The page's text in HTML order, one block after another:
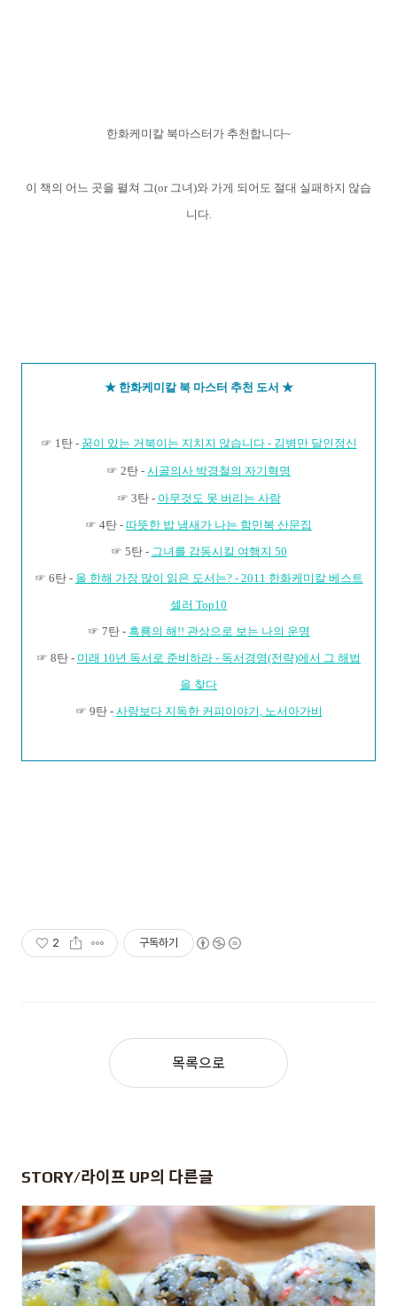
한화케미칼 북마스터가 추천합니다~
이 책의 어느 곳을 펼쳐 그(or 그녀)와 가게 되어도 절대 실패하지 않습
니다.
★ 한화케미칼 북 마스터 추천 도서 ★
☞ 1탄 - 꿈이 있는 거북이는 지치지 않습니다 - 김병만 달인정신
☞ 2탄 - 시골의사 박경철의 자기혁명
☞ 3탄 - 아무것도 못 버리는 사람
☞ 4탄 - 따뜻한 밥 냄새가 나는 함민복 산문집
☞ 5탄 - 그녀를 감동시킬 여행지 50
☞ 6탄 - 올 한해 가장 많이 읽은 도서는? - 2011 한화케미칼 베스트
셀러 Top10
☞ 7탄 - 흑룡의 해!! 관상으로 보는 나의 운명
☞ 8탄 - 미래 10년 독서로 준비하라 - 독서경영(전략)에서 그 해법
을 찾다
☞ 9탄 - 사랑보다 지독한 커피이야기, 노서아가비
2 구독하기
목록으로
STORY/라이프 UP의 다른글